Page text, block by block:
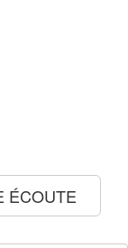
ÉCOUTE